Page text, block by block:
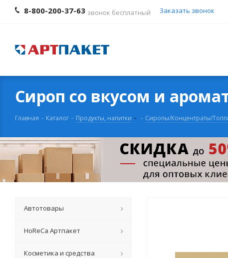
8-800-200-37-63 звонок бесплатный Заказать звонок
Сироп со вкусом и
Главная - Каталог - Продукты, напитки - Сиропы/Концентраты/
Автотовары
HoReCa Артпакет
Косметика и средства